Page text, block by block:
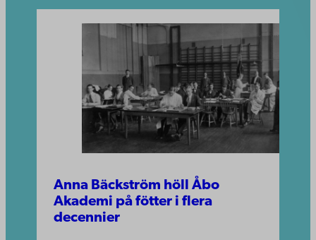
Anna Bäckström höll Åbo
Akademi på fötter i flera
decennier